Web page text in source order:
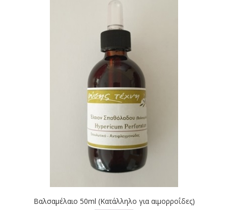
Βαλσαμέλαιο 50ml (Κατάλληλο για αιμορροΐδες)